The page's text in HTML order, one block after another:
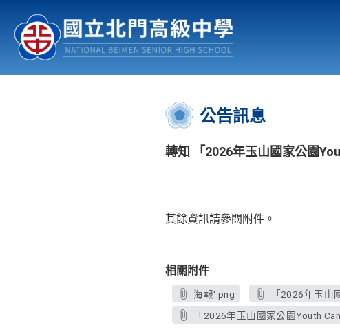
認識北中 行事曆
:::
公告訊息
轉知 「2026年玉山國家公園
其餘資訊請參閱附件。
相關附件
海報'.png
「2026年玉山
「2026年玉山國家公園Youth